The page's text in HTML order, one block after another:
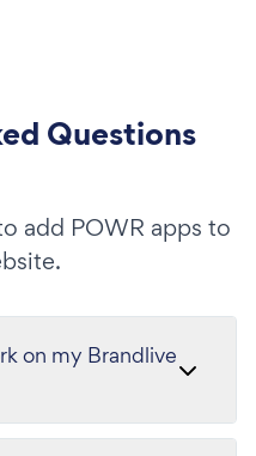
Questions
add POWR apps to
on my Brandlive